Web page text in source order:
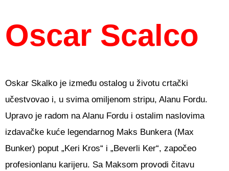
Oscar Scalco
Oskar Skalko je između ostalog u životu crtački
učestvovao i, u svima omiljenom stripu, Alanu Fordu.
Upravo je radom na Alanu Fordu i ostalim naslovima
izdavačke kuće legendarnog Maks Bunkera (Max
Bunker) poput „Keri Kros“ i „Beverli Ker“, započeo
profesionlanu karijeru. Sa Maksom provodi čitavu